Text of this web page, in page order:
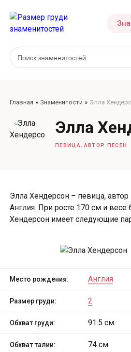
Главная Знаменитости Элла
Элла
ПЕВИЦА,АВТОР ПЕСЕН
Элла Хендерсон – певица, автор
Англия. При росте 170 см и весе
Хендерсон имеет следующие
Место рождения: Англия
Размер груди: 2
Обхват груди: 91.5 см
Обхват талии: 74 см